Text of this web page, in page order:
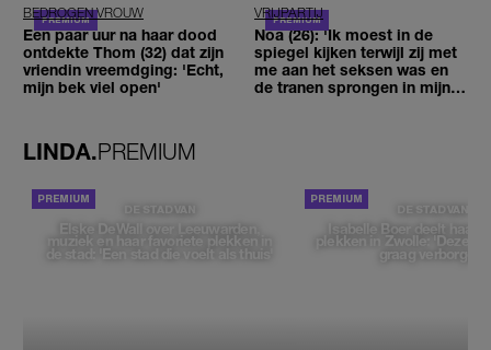
BEDROGEN VROUW
Een paar uur na haar dood
ontdekte Thom (32) dat zijn
vriendin vreemdging: 'Echt,
mijn bek viel open'
VRIJPARTIJ
Noa (26): 'Ik moest in de
spiegel kijken terwijl zij met
me aan het seksen was en
de tranen sprongen in mijn
LINDA.PREMIUM
DE STAD VAN
Elske DeWall over Leeuwarden,
muziek en haar favoriete plekken in
de stad: 'Een stad die voelt als thuis'
DE STAD VAN
Isabelle Boer deelt haar
plekken in Zwolle: 'Deze
graag verborgen'